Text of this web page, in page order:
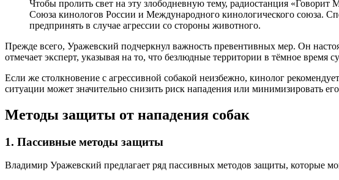
Чтобы пролить свет на эту злободневную тему, радиостанция
Союза кинологов России и Международного кинологического союза.
предпринять в случае агрессии со стороны животного.
Прежде всего, Уражевский подчеркнул важность превентивных мер. Он
отмечает эксперт, указывая на то, что безлюдные территории в тёмное
Если же столкновение с агрессивной собакой неизбежно, кинолог
ситуации может значительно снизить риск нападения или минимизировать
Методы защиты от нападения собак
1. Пассивные методы защиты
Владимир Уражевский предлагает ряд пассивных методов защиты, которые